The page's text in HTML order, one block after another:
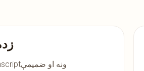
ډیپلومونه، transcriptونه او ضمیمې